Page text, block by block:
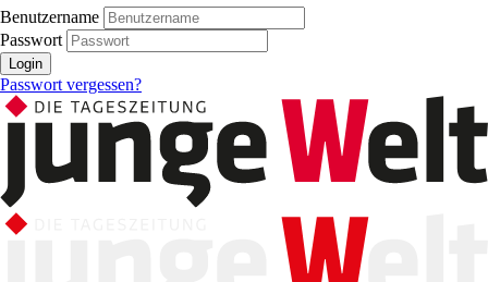
Benutzername
Passwort
Login
Passwort vergessen?